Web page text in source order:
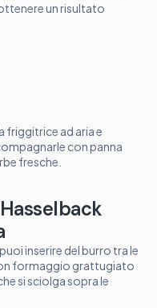
un risultato
friggitrice ad aria e
con panna
fresche.
inserire del burro tra le
formaggio grattugiato
si sciolga sopra le